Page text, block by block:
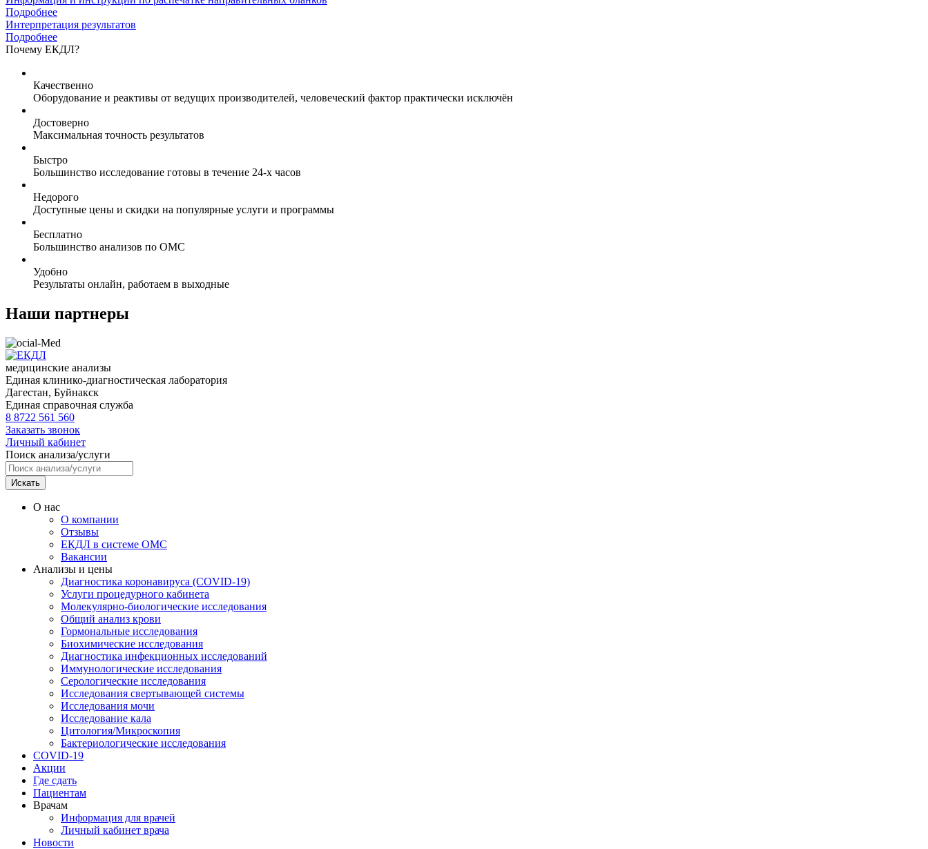
Подробнее
Интерпретация результатов
Подробнее
Почему ЕКДЛ?
Качественно
Оборудование и реактивы от ведущих производителей, человеческий фактор практически исключён
Достоверно
Максимальная точность результатов
Быстро
Большинство исследование готовы в течение 24-х часов
Недорого
Доступные цены и скидки на популярные услуги и программы
Бесплатно
Большинство анализов по ОМС
Удобно
Результаты онлайн, работаем в выходные
Наши партнеры
медицинские анализы
Единая клинико-диагностическая лаборатория
Дагестан, Буйнакск
Единая справочная служба
8 8722 561 560
Заказать звонок
Личный кабинет
Поиск анализа/услуги
Искать
О нас
О компании
Отзывы
ЕКДЛ в системе ОМС
Вакансии
Анализы и цены
Диагностика коронавируса (COVID-19)
Услуги процедурного кабинета
Молекулярно-биологические исследования
Общий анализ крови
Гормональные исследования
Биохимические исследования
Диагностика инфекционных исследований
Иммунологические исследования
Серологические исследования
Исследования свертывающей системы
Исследования мочи
Исследование кала
Цитология/Микроскопия
Бактериологические исследования
COVID-19
Акции
Где сдать
Пациентам
Врачам
Информация для врачей
Личный кабинет врача
Новости